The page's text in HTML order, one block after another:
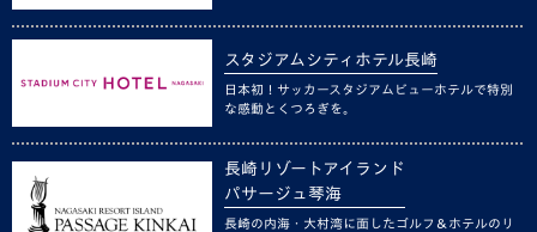
スタジアムシティホテル長崎
日本初！サッカースタジアムビューホテルで特別
な感動とくつろぎを。
長崎リゾートアイランド
パサージュ琴海
長崎の内海・大村湾に面したゴルフ＆ホテルのリ